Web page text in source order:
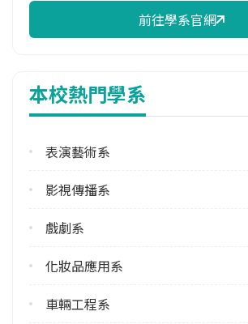
(02)29097811
新北市泰山區泰林路三段22號
前往學系官網
本校熱門學系
表演藝術系
影視傳播系
戲劇系
化妝品應用系
車輛工程系